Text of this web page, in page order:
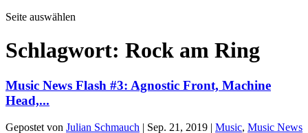
Seite auswählen
Schlagwort: Rock am Ring
Music News Flash #3: Agnostic Front, Machine
Head,...
Gepostet von Julian Schmauch | Sep. 21, 2019 | Music, Music News